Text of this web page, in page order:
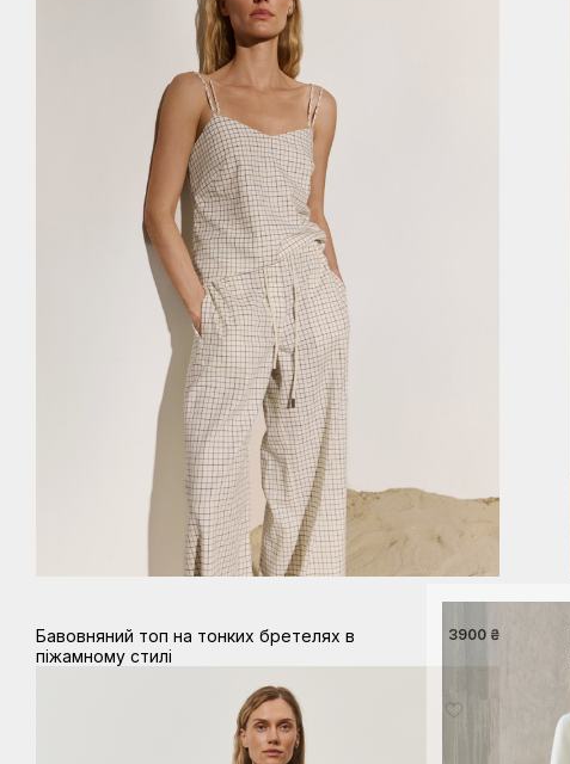
Бавовняний топ на тонких бретелях в
піжамному стилі
3900 ₴